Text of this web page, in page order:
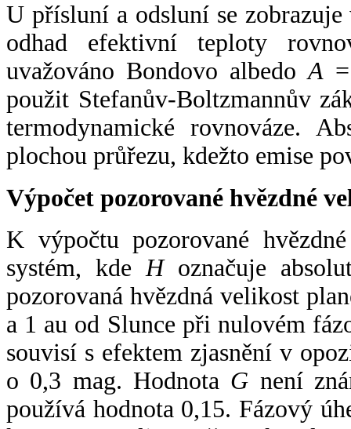
U přísluní a odsluní se
odhad efektivní teploty
uvažováno Bondovo albedoA
použit Stefanův-Boltzmannův
termodynamické rovnováze.
plochou průřezu, kdežto emise
Výpočet pozorované hvězdné
K výpočtu pozorované
systém, kde Hoznačuje
pozorovaná hvězdná velikost
a 1 au od Slunce při nulovém
souvisí s efektem zjasnění v
o 0,3 mag. Hodnota G není
používá hodnota 0,15. Fázový